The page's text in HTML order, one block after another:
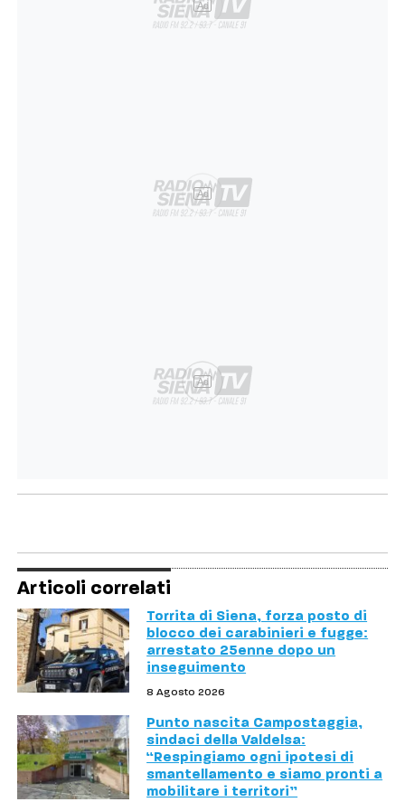
Ad
Ad
Ad
Articoli correlati
Torrita di Siena, forza posto di
blocco dei carabinieri e fugge:
arrestato 25enne dopo un
inseguimento
8 Agosto 2026
Punto nascita Campostaggia,
sindaci della Valdelsa:
“Respingiamo ogni ipotesi di
smantellamento e siamo pronti a
mobilitare i territori”